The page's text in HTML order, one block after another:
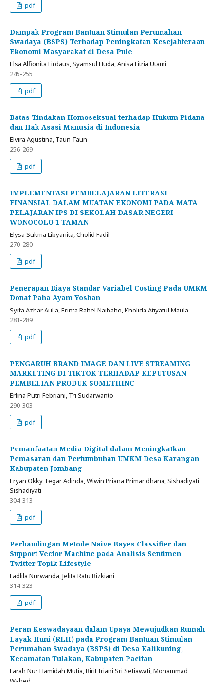
pdf
Dampak Program Bantuan Stimulan Perumahan
Swadaya (BSPS) Terhadap Peningkatan Kesejahteraan
Ekonomi Masyarakat di Desa Pule
Elsa Alfionita Firdaus, Syamsul Huda, Anisa Fitria Utami
245-255
pdf
Batas Tindakan Homoseksual terhadap Hukum Pidana
dan Hak Asasi Manusia di Indonesia
Elvira Agustina, Taun Taun
256-269
pdf
IMPLEMENTASI PEMBELAJARAN LITERASI
FINANSIAL DALAM MUATAN EKONOMI PADA MATA
PELAJARAN IPS DI SEKOLAH DASAR NEGERI
WONOCOLO 1 TAMAN
Elysa Sukma Libyanita, Cholid Fadil
270-280
pdf
Penerapan Biaya Standar Variabel Costing Pada UMKM
Donat Paha Ayam Yoshan
Syifa Azhar Aulia, Erinta Rahel Naibaho, Kholida Atiyatul Maula
281-289
pdf
PENGARUH BRAND IMAGE DAN LIVE STREAMING
MARKETING DI TIKTOK TERHADAP KEPUTUSAN
PEMBELIAN PRODUK SOMETHINC
Erlina Putri Febriani, Tri Sudarwanto
290-303
pdf
Pemanfaatan Media Digital dalam Meningkatkan
Pemasaran dan Pertumbuhan UMKM Desa Karangan
Kabupaten Jombang
Eryan Okky Tegar Adinda, Wiwin Priana Primandhana, Sishadiyati
Sishadiyati
304-313
pdf
Perbandingan Metode Naive Bayes Classifier dan
Support Vector Machine pada Analisis Sentimen
Twitter Topik Lifestyle
Fadlila Nurwanda, Jelita Ratu Rizkiani
314-323
pdf
Peran Keswadayaan dalam Upaya Mewujudkan Rumah
Layak Huni (RLH) pada Program Bantuan Stimulan
Perumahan Swadaya (BSPS) di Desa Kalikuning,
Kecamatan Tulakan, Kabupaten Pacitan
Farah Nur Hamidah Mutia, Ririt Iriani Sri Setiawati, Mohammad